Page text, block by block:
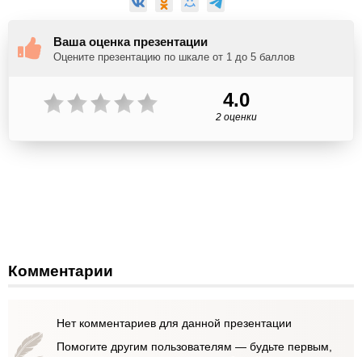
Ваша оценка презентации
Оцените презентацию по шкале от 1 до 5 баллов
4.0
2 оценки
Комментарии
Нет комментариев для данной презентации
Помогите другим пользователям — будьте первым,